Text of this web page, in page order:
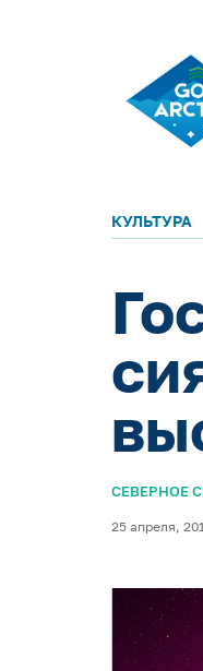
КУЛЬТУРА
СЕВЕРНОЕ
25 апреля,